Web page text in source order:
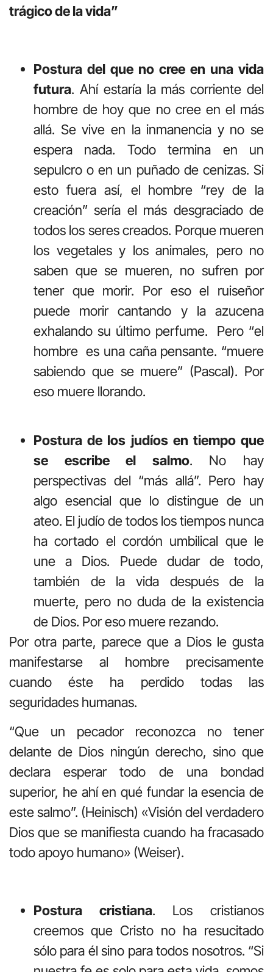
trágico de la vida”
Postura del que no cree en una vida
futura. Ahí estaría la más corriente del
hombre de hoy que no cree en el más
allá. Se vive en la inmanencia y no se
espera nada. Todo termina en un
sepulcro o en un puñado de cenizas. Si
esto fuera así, el hombre “rey de la
creación” sería el más desgraciado de
todos los seres creados. Porque mueren
los vegetales y los animales, pero no
saben que se mueren, no sufren por
tener que morir. Por eso el ruiseñor
puede morir cantando y la azucena
exhalando su último perfume. Pero “el
hombre es una caña pensante. “muere
sabiendo que se muere” (Pascal). Por
eso muere llorando.
Postura de los judíos en tiempo que
se escribe el salmo. No hay
perspectivas del “más allá”. Pero hay
algo esencial que lo distingue de un
ateo. El judío de todos los tiempos nunca
ha cortado el cordón umbilical que le
une a Dios. Puede dudar de todo,
también de la vida después de la
muerte, pero no duda de la existencia
de Dios. Por eso muere rezando.
Por otra parte, parece que a Dios le gusta
manifestarse al hombre precisamente
cuando éste ha perdido todas las
seguridades humanas.
“Que un pecador reconozca no tener
delante de Dios ningún derecho, sino que
declara esperar todo de una bondad
superior, he ahí en qué fundar la esencia de
este salmo”. (Heinisch) «Visión del verdadero
Dios que se manifiesta cuando ha fracasado
todo apoyo humano» (Weiser).
Postura cristiana. Los cristianos
creemos que Cristo no ha resucitado
sólo para él sino para todos nosotros. “Si